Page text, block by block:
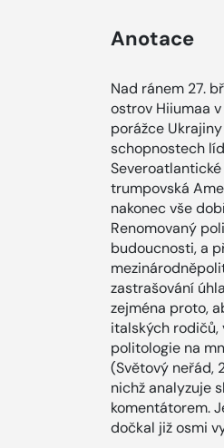
Anotace
Nad ránem 27.
ostrov Hiiumaa
porážce
schopnostech
trumpovská
nakonec vše
Renomovaný
budoucnosti, a
zastrašování
zejména proto,
italských rodičů,
politologie na
(Světový neřád,
nichž analyzuje
komentátorem.
dočkal již osmi